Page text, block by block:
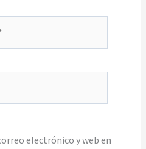
electrónico y web en